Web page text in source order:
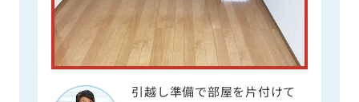
引越し準備で部屋を片付けて